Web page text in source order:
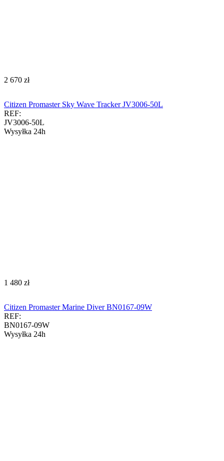
‍2 670‍ zł
Citizen Promaster Sky Wave Tracker JV3006-50L
REF:
JV3006-50L
Wysyłka 24h
‍1 480‍ zł
Citizen Promaster Marine Diver BN0167-09W
REF:
BN0167-09W
Wysyłka 24h